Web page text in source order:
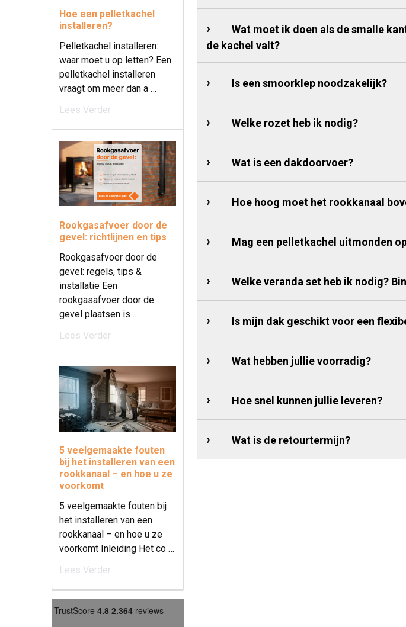
Hoe een pelletkachel
installeren?
Pelletkachel installeren:
waar moet u op letten? Een
pelletkachel installeren
vraagt om meer dan a …
Lees Verder
Rookgasafvoer door de
gevel: richtlijnen en tips
Rookgasafvoer door de
gevel: regels, tips &
installatie Een
rookgasafvoer door de
gevel plaatsen is …
Lees Verder
5 veelgemaakte fouten
bij het installeren van een
rookkanaal – en hoe u ze
voorkomt
5 veelgemaakte fouten bij
het installeren van een
rookkanaal – en hoe u ze
voorkomt Inleiding Het co …
Lees Verder
Wat moet ik doen als de smalle
de kachel valt?
Is een smoorklep noodzakelijk?
Welke rozet heb ik nodig?
Wat is een dakdoorvoer?
Hoe hoog moet het rookkanaal
Mag een pelletkachel uitmonden
Welke veranda set heb ik nodig?
Is mijn dak geschikt voor een
Wat hebben jullie voorradig?
Hoe snel kunnen jullie leveren?
Wat is de retourtermijn?